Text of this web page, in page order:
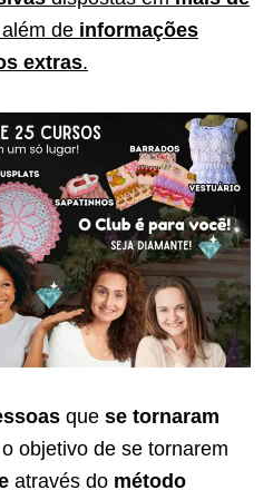
de informações
extras.
que se tornaram
objetivo de se tornarem
através do método